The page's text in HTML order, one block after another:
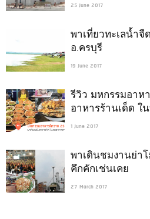
25 June 2017
พาเที่ยวทะเลน้ำ
อ.ครบุรี
19 June 2017
รีวิว มหกรรมอาห
อาหารร้านเด็ด ใ
1 June 2017
พาเดินชมงานย่า
คึกคักเช่นเคย
27 March 2017